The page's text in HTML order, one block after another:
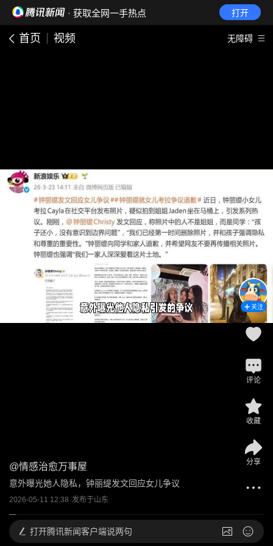
· 获取全网一手热点 打开
首页 视频 无障碍
@情感治愈万事屋
意外曝光她人隐私，钟丽缇发文回应女儿争议
2026-05-11 12:38 发布于山东
关注
评论
收藏
分享
打开腾讯新闻客户端说两句